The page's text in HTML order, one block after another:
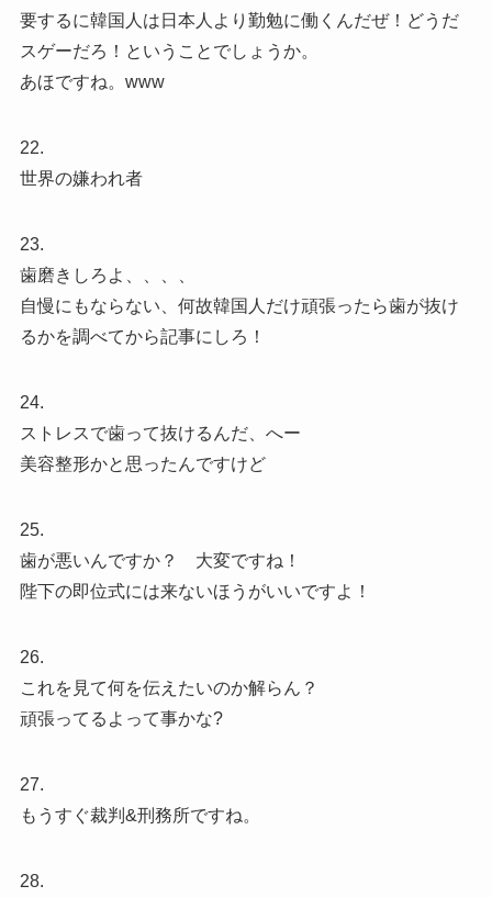
要するに韓国人は日本人より勤勉に働くんだぜ！どうだ
スゲーだろ！ということでしょうか。
あほですね。www
22.
世界の嫌われ者
23.
歯磨きしろよ、、、、
自慢にもならない、何故韓国人だけ頑張ったら歯が抜け
るかを調べてから記事にしろ！
24.
ストレスで歯って抜けるんだ、へー
美容整形かと思ったんですけど
25.
歯が悪いんですか？ 大変ですね！
陛下の即位式には来ないほうがいいですよ！
26.
これを見て何を伝えたいのか解らん？
頑張ってるよって事かな?
27.
もうすぐ裁判&刑務所ですね。
28.